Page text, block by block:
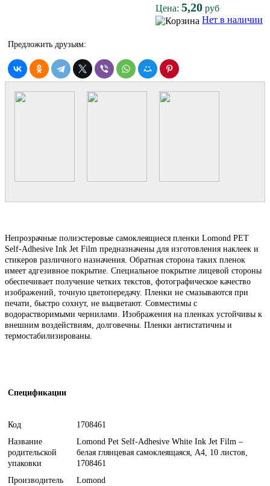
Цена: 5,20 руб
Нет в наличии
Предложить друзьям:
Непрозрачные полиэстеровые самоклеящиеся пленки Lomond PET
Self-Adhesive Ink Jet Film предназначены для изготовления наклеек и
стикеров различного назначения. Обратная сторона таких пленок
имеет адгезивное покрытие. Специальное покрытие лицевой стороны
обеспечивает получение четких текстов, фотографическое качество
изображений, точную цветопередачу. Пленки не смазываются при
печати, быстро сохнут, не выцветают. Совместимы с
водорастворимыми чернилами. Изображения на пленках устойчивы к
внешним воздействиям, долговечны. Пленки антистатичны и
термостабилизированы.
Спецификации
Код
1708461
Название
родительской
упаковки
Lomond Pet Self-Adhesive White Ink Jet Film –
белая глянцевая самоклеящаяся, А4, 10 листов,
1708461
Производитель
Lomond